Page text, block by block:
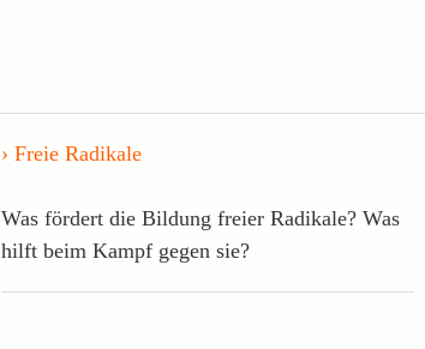
Freie Radikale
Was fördert die Bildung freier Radikale? Was
hilft beim Kampf gegen sie?